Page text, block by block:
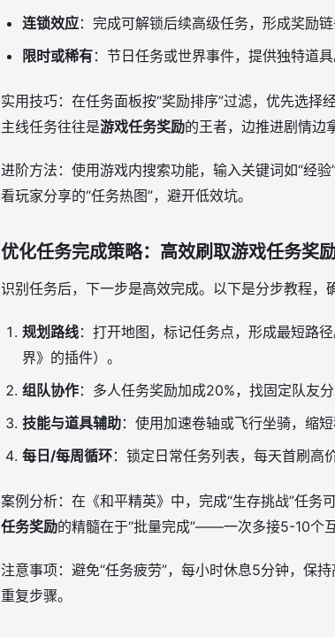
连锁效应：完成可解锁后续高级任务，形成奖励链
限时或稀有：节日任务或世界事件，提供独特道具
实用技巧：在任务面板按“奖励排序”过滤，优先选择
主线任务往往是游戏任务奖励的王者，边推进剧情边
进阶方法：使用游戏内搜索功能，输入关键词如“经
看玩家分享的“任务热图”，避开低效坑。
优化任务完成策略：高效刷取游戏任务奖
识别任务后，下一步是高效完成。以下是分步教程，
规划路线：打开地图，标记任务点，形成最短路
界》的插件）。
组队协作：多人任务奖励加成20%，找固定队友
技能与道具辅助：使用加速卷轴或飞行坐骑，缩
每日/每周循环：锁定日常任务列表，每天首刷高
案例分析：在《和平精英》中，完成“生存挑战”任务
任务奖励的精髓在于“批量完成”——一次多接5-10个
注意事项：避免“任务疲劳”，每小时休息5分钟，保
重复步骤。